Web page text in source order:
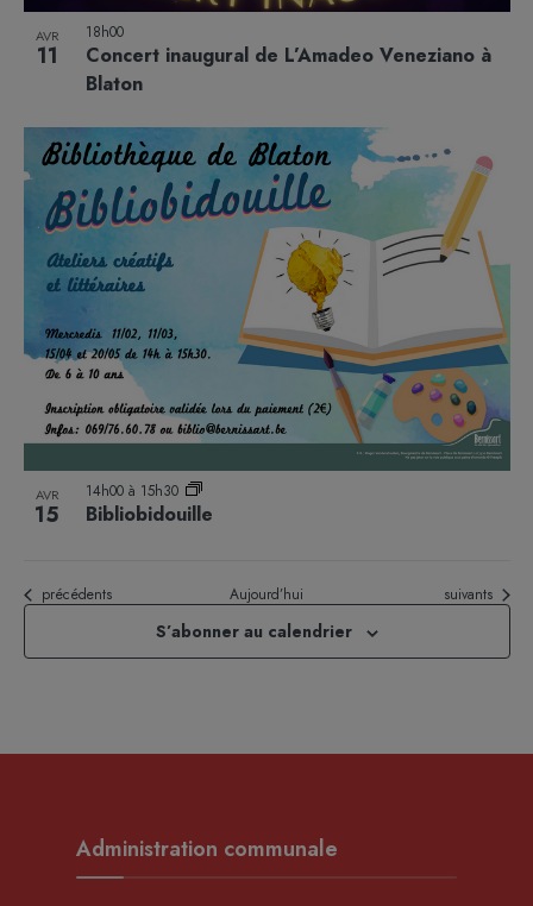
AVR
11
Concert inaugural de L’Amadeo Veneziano à
Blaton
18h00
AVR
15 Bibliobidouille
14h00 à 15h30
Évènements
précédents Aujourd’hui Évènements
suivants
S’abonner au calendrier
Administration communale